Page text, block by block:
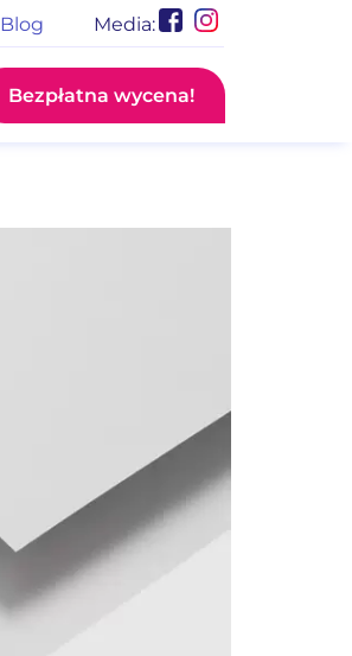
Blog Media:
Bezpłatna wycena!